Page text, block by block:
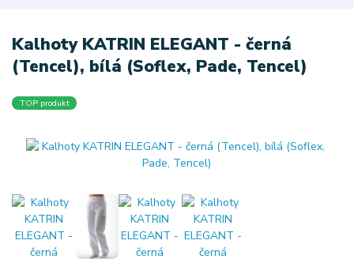
Kalhoty KATRIN ELEGANT - černá
(Tencel), bílá (Soflex, Pade, Tencel)
TOP produkt